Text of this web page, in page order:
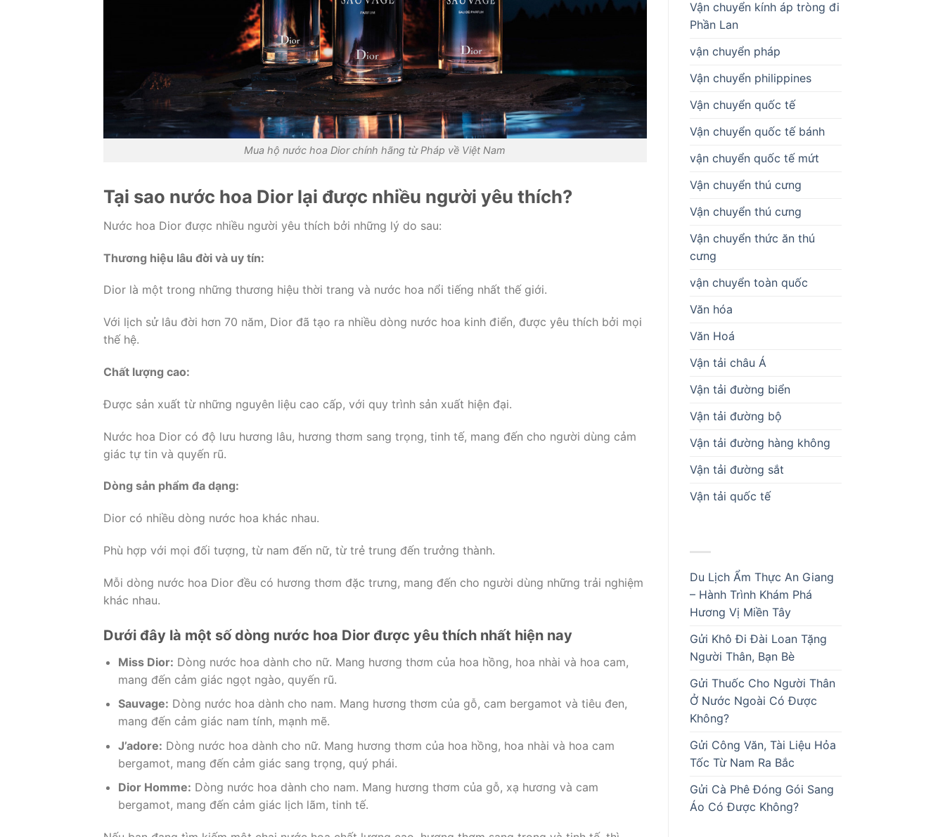
Mua hộ nước hoa Dior chính hãng từ Pháp về Việt Nam
Tại sao nước hoa Dior lại được nhiều người yêu thích?
Nước hoa Dior được nhiều người yêu thích bởi những lý do sau:
Thương hiệu lâu đời và uy tín:
Dior là một trong những thương hiệu thời trang và nước hoa nổi tiếng nhất thế giới.
Với lịch sử lâu đời hơn 70 năm, Dior đã tạo ra nhiều dòng nước hoa kinh điển, được yêu thích bởi mọi
thế hệ.
Chất lượng cao:
Được sản xuất từ những nguyên liệu cao cấp, với quy trình sản xuất hiện đại.
Nước hoa Dior có độ lưu hương lâu, hương thơm sang trọng, tinh tế, mang đến cho người dùng cảm
giác tự tin và quyến rũ.
Dòng sản phẩm đa dạng:
Dior có nhiều dòng nước hoa khác nhau.
Phù hợp với mọi đối tượng, từ nam đến nữ, từ trẻ trung đến trưởng thành.
Mỗi dòng nước hoa Dior đều có hương thơm đặc trưng, mang đến cho người dùng những trải nghiệm
khác nhau.
Dưới đây là một số dòng nước hoa Dior được yêu thích nhất hiện nay
Miss Dior: Dòng nước hoa dành cho nữ. Mang hương thơm của hoa hồng, hoa nhài và hoa cam,
mang đến cảm giác ngọt ngào, quyến rũ.
Sauvage: Dòng nước hoa dành cho nam. Mang hương thơm của gỗ, cam bergamot và tiêu đen,
mang đến cảm giác nam tính, mạnh mẽ.
J’adore: Dòng nước hoa dành cho nữ. Mang hương thơm của hoa hồng, hoa nhài và hoa cam
bergamot, mang đến cảm giác sang trọng, quý phái.
Dior Homme: Dòng nước hoa dành cho nam. Mang hương thơm của gỗ, xạ hương và cam
bergamot, mang đến cảm giác lịch lãm, tinh tế.
Vận chuyển kính áp tròng đi
Phần Lan
vận chuyển pháp
Vận chuyển philippines
Vận chuyển quốc tế
Vận chuyển quốc tế bánh
vận chuyển quốc tế mứt
Vận chuyển thú cưng
Vận chuyển thú cưng
Vận chuyển thức ăn thú
cưng
vận chuyển toàn quốc
Văn hóa
Văn Hoá
Vận tải châu Á
Vận tải đường biển
Vận tải đường bộ
Vận tải đường hàng không
Vận tải đường sắt
Vận tải quốc tế
Du Lịch Ẩm Thực An Giang
– Hành Trình Khám Phá
Hương Vị Miền Tây
Gửi Khô Đi Đài Loan Tặng
Người Thân, Bạn Bè
Gửi Thuốc Cho Người Thân
Ở Nước Ngoài Có Được
Không?
Gửi Công Văn, Tài Liệu Hỏa
Tốc Từ Nam Ra Bắc
Gửi Cà Phê Đóng Gói Sang
Áo Có Được Không?